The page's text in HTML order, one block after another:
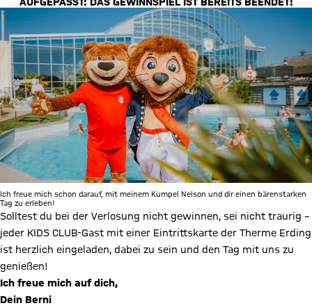
Ich freue mich schon darauf, mit meinem Kumpel Nelson und dir einen bärenstarken
Tag zu erleben!
Solltest du bei der Verlosung nicht gewinnen, sei nicht traurig –
jeder KIDS CLUB-Gast mit einer Eintrittskarte der Therme Erding
ist herzlich eingeladen, dabei zu sein und den Tag mit uns zu
genießen!
Ich freue mich auf dich,
Dein Berni